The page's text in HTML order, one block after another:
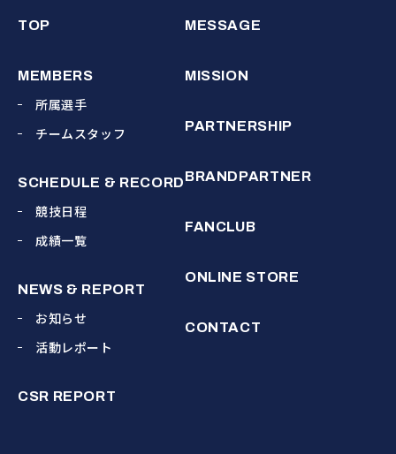
TOP
MEMBERS
所属選手
チームスタッフ
SCHEDULE & RECORD
競技日程
成績一覧
NEWS & REPORT
お知らせ
活動レポート
CSR REPORT
MESSAGE
MISSION
PARTNERSHIP
BRANDPARTNER
FANCLUB
ONLINE STORE
CONTACT